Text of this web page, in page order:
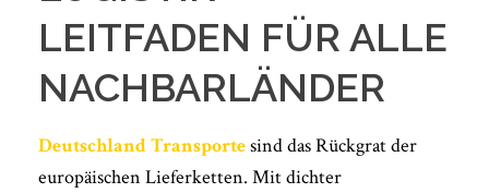
LEITFADEN FÜR ALLE
NACHBARLÄNDER
Deutschland Transportesind das Rückgrat der
europäischen Lieferketten. Mit dichter